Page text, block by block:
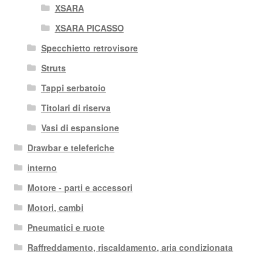
XSARA
XSARA PICASSO
Specchietto retrovisore
Struts
Tappi serbatoio
Titolari di riserva
Vasi di espansione
Drawbar e teleferiche
interno
Motore - parti e accessori
Motori, cambi
Pneumatici e ruote
Raffreddamento, riscaldamento, aria condizionata